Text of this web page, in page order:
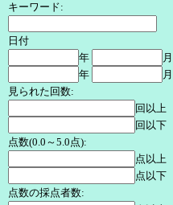
キーワード:
日付
年
月
年
月
見られた回数:
回以上
回以下
点数(0.0～5.0点):
点以上
点以下
点数の採点者数: